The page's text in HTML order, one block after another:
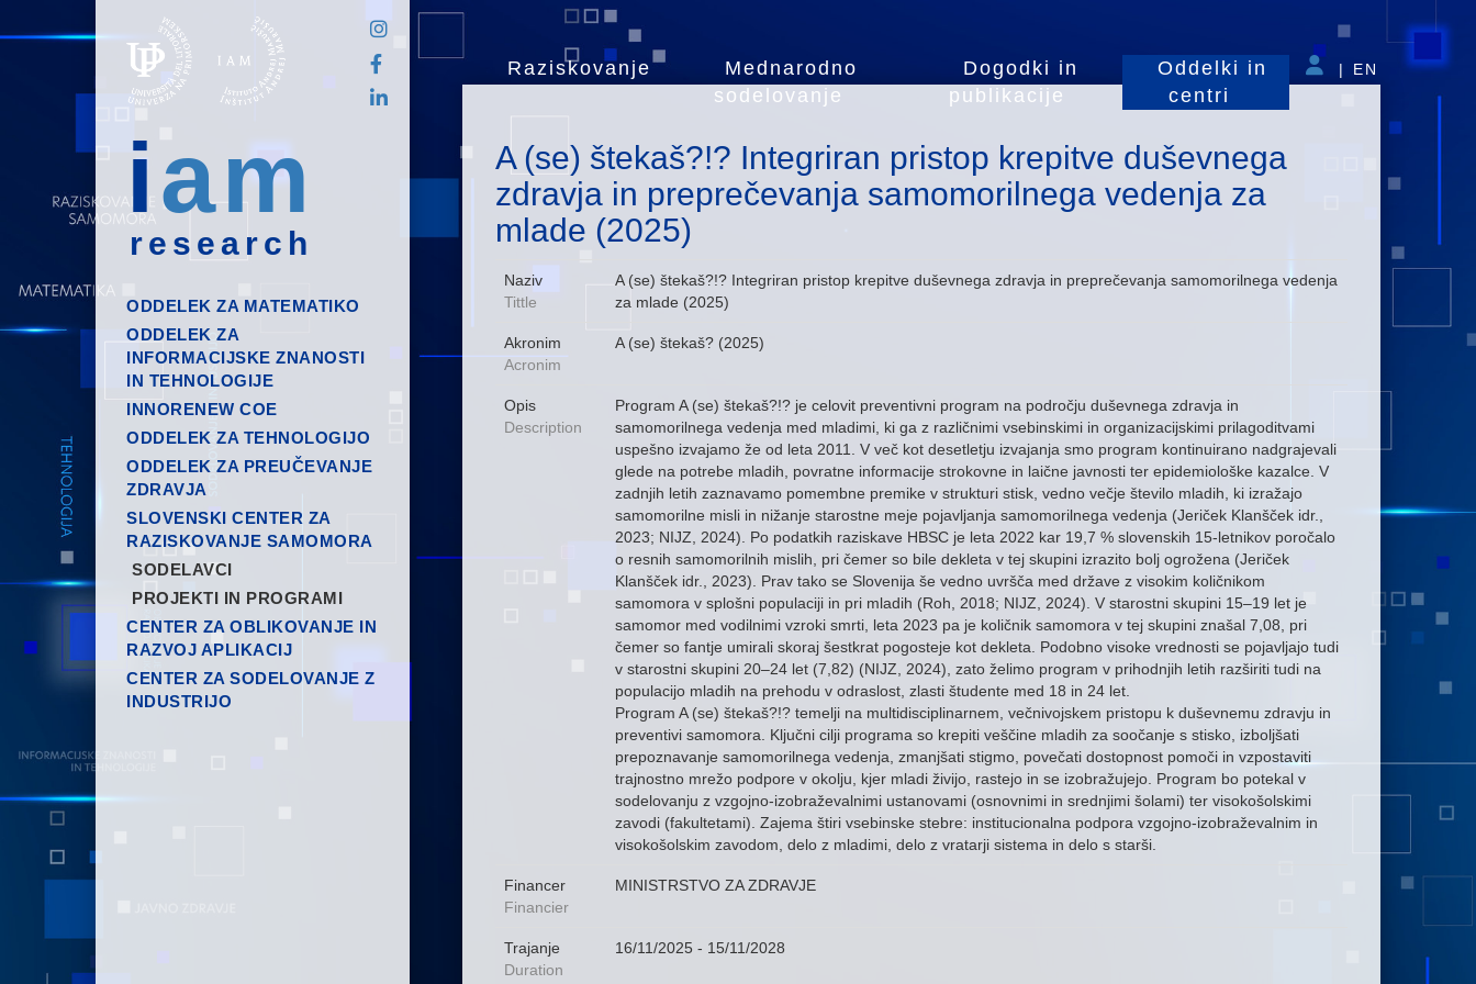
iam
research
Raziskovanje
Mednarodno
sodelovanje
Dogodki in
publikacije
Oddelki in
centri
| EN
ODDELEK ZA MATEMATIKO
ODDELEK ZA
INFORMACIJSKE ZNANOSTI
IN TEHNOLOGIJE
INNORENEW COE
ODDELEK ZA TEHNOLOGIJO
ODDELEK ZA PREUČEVANJE
ZDRAVJA
SLOVENSKI CENTER ZA
RAZISKOVANJE SAMOMORA
SODELAVCI
PROJEKTI IN PROGRAMI
CENTER ZA OBLIKOVANJE IN
RAZVOJ APLIKACIJ
CENTER ZA SODELOVANJE Z
INDUSTRIJO
A (se) štekaš?!? Integriran pristop krepitve duševnega
zdravja in preprečevanja samomorilnega vedenja za
mlade (2025)
Naziv
Tittle
A (se) štekaš?!? Integriran pristop krepitve duševnega zdravja in preprečevanja samomorilnega vedenja
za mlade (2025)
Akronim
Acronim
A (se) štekaš? (2025)
Opis
Description
Program A (se) štekaš?!? je celovit preventivni program na področju duševnega zdravja in
samomorilnega vedenja med mladimi, ki ga z različnimi vsebinskimi in organizacijskimi prilagoditvami
uspešno izvajamo že od leta 2011. V več kot desetletju izvajanja smo program kontinuirano nadgrajevali
glede na potrebe mladih, povratne informacije strokovne in laične javnosti ter epidemiološke kazalce. V
zadnjih letih zaznavamo pomembne premike v strukturi stisk, vedno večje število mladih, ki izražajo
samomorilne misli in nižanje starostne meje pojavljanja samomorilnega vedenja (Jeriček Klanšček idr.,
2023; NIJZ, 2024). Po podatkih raziskave HBSC je leta 2022 kar 19,7 % slovenskih 15-letnikov poročalo
o resnih samomorilnih mislih, pri čemer so bile dekleta v tej skupini izrazito bolj ogrožena (Jeriček
Klanšček idr., 2023). Prav tako se Slovenija še vedno uvršča med države z visokim količnikom
samomora v splošni populaciji in pri mladih (Roh, 2018; NIJZ, 2024). V starostni skupini 15–19 let je
samomor med vodilnimi vzroki smrti, leta 2023 pa je količnik samomora v tej skupini znašal 7,08, pri
čemer so fantje umirali skoraj šestkrat pogosteje kot dekleta. Podobno visoke vrednosti se pojavljajo tudi
v starostni skupini 20–24 let (7,82) (NIJZ, 2024), zato želimo program v prihodnjih letih razširiti tudi na
populacijo mladih na prehodu v odraslost, zlasti študente med 18 in 24 let.
Program A (se) štekaš?!? temelji na multidisciplinarnem, večnivojskem pristopu k duševnemu zdravju in
preventivi samomora. Ključni cilji programa so krepiti veščine mladih za soočanje s stisko, izboljšati
prepoznavanje samomorilnega vedenja, zmanjšati stigmo, povečati dostopnost pomoči in vzpostaviti
trajnostno mrežo podpore v okolju, kjer mladi živijo, rastejo in se izobražujejo. Program bo potekal v
sodelovanju z vzgojno-izobraževalnimi ustanovami (osnovnimi in srednjimi šolami) ter visokošolskimi
zavodi (fakultetami). Zajema štiri vsebinske stebre: institucionalna podpora vzgojno-izobraževalnim in
visokošolskim zavodom, delo z mladimi, delo z vratarji sistema in delo s starši.
Financer
Financier
MINISTRSTVO ZA ZDRAVJE
Trajanje
Duration
16/11/2025 - 15/11/2028